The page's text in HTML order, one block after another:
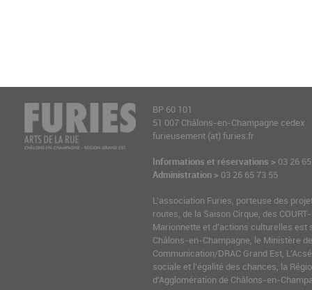
BP 60 101
51 007 Châlons-en-Champagne cedex
furieusement (at) furies.fr
Informations et réservations > 03 26
Administration > 03 26 65 73 55
L’association Furies, porteuse des
routes, de la Saison Cirque, des
Marionnette et d’actions culturelles est
Châlons-en-Champagne, le Ministère
Communication/DRAC Grand Est,
sociale et l’égalité des chances, la
d’Agglomération de Châlons-en-